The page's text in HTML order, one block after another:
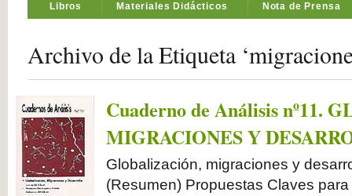
Libros
Materiales Didácticos Nota de Prensa
Archivo de la Etiqueta
Cuaderno de Análisis nº11.
MIGRACIONES Y
Globalización, migraciones y
(Resumen) Propuestas Claves